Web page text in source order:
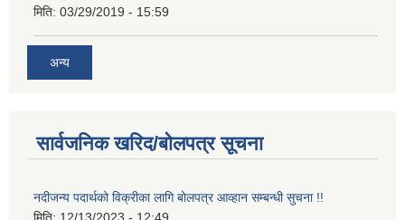
मिति: 03/29/2019 - 15:59
अन्य
सार्वजनिक खरिद/बोलपत्र सूचना
नदीजन्य पदार्थको विक्रीका लागि बोलपत्र आव्हान सम्बन्धी सुचना !!